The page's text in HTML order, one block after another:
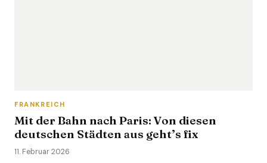
FRANKREICH
Mit der Bahn nach Paris: Von diesen
deutschen Städten aus geht’s fix
11. Februar 2026